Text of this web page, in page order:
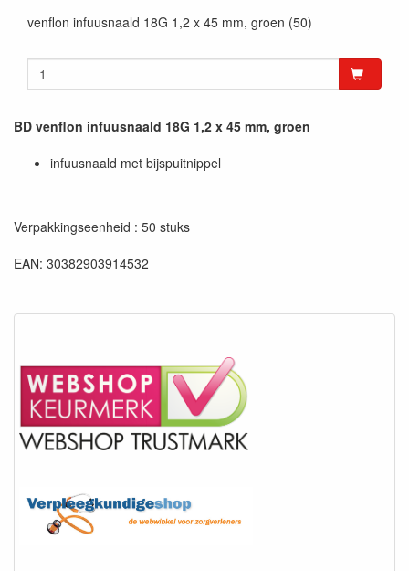
venflon infuusnaald 18G 1,2 x 45 mm, groen (50)
BD venflon infuusnaald 18G 1,2 x 45 mm, groen
infuusnaald met bijspuitnippel
Verpakkingseenheid : 50 stuks
EAN: 30382903914532